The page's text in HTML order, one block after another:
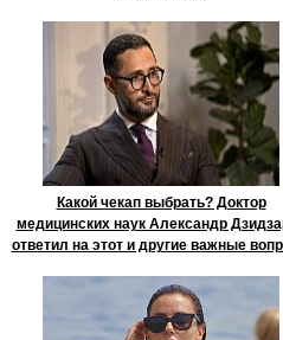
Какой чекап выбрать? Доктор
медицинских наук Александр
ответил на этот и другие важные